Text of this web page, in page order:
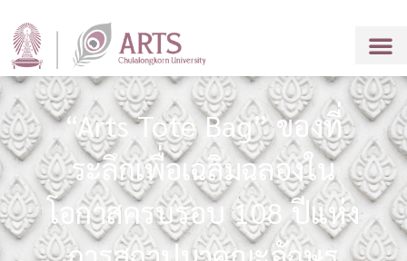
“Arts Tote Bag” ของที่
ระลึกเพื่อเฉลิมฉลองใน
โอกาสครบรอบ 108 ปีแห่ง